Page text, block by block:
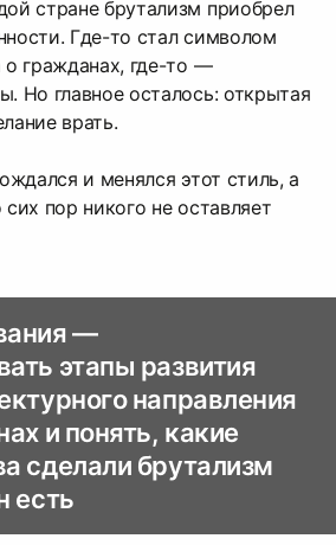
стране брутализм приобрел
Где-то стал символом
о гражданах, где-то —
Но главное осталось: открытая
врать.
и менялся этот стиль, а
пор никого не оставляет
—
этапы развития
направления
и понять, какие
сделали брутализм
есть